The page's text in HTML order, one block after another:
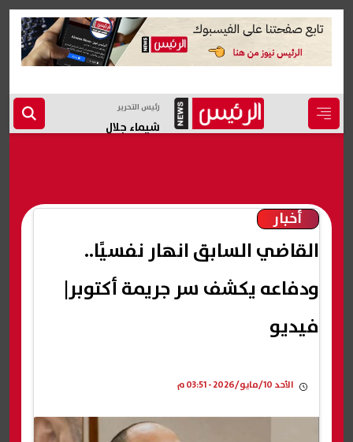
رئيس التحرير
شيماء جلال
أخبار
القاضي السابق انهار نفسيًا..
ودفاعه يكشف سر جريمة أكتوبر|
فيديو
الأحد 10/مايو/2026 - 03:51 م